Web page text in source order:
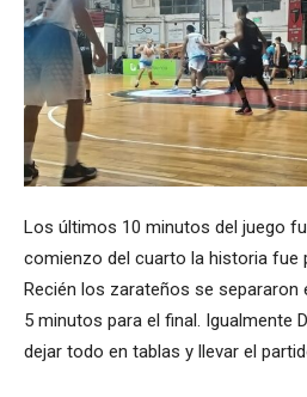
Los últimos 10 minutos del juego
comienzo del cuarto la historia fue
Recién los zarateños se separaron
5 minutos para el final. Igualmente
dejar todo en tablas y llevar el